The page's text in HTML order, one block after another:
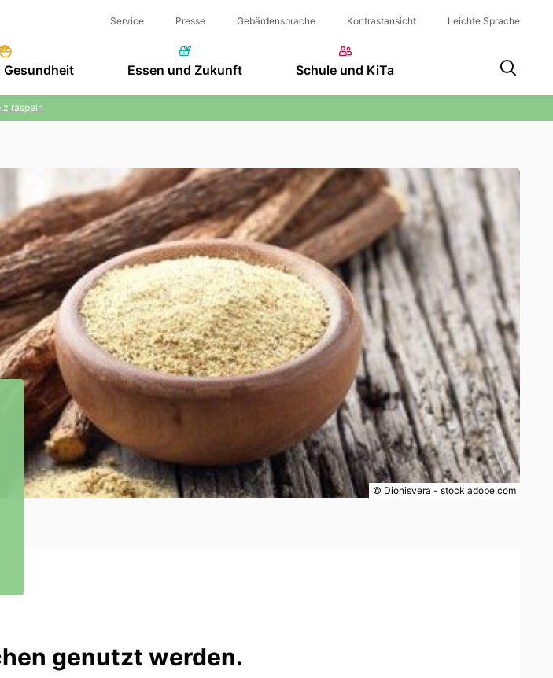
Service Presse Gebärdensprache Kontrastansicht Leichte Sprache
Gesundheit Essen und Zukunft Schule und KiTa
raspeln
© Dionisvera - stock.adobe.com
genutzt werden.